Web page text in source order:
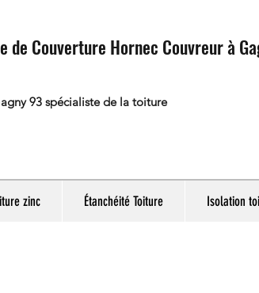
de Couverture Hornec Couvreur à
93 spécialiste de la toiture
zinc Étanchéité Toiture Isolation